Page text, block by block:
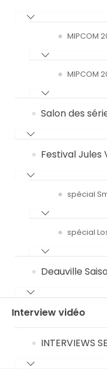
MIPCOM
MIPCOM
Salon des
Festival Jules
spécial
spécial
Deauville
Interview vidéo
INTERVIEWS